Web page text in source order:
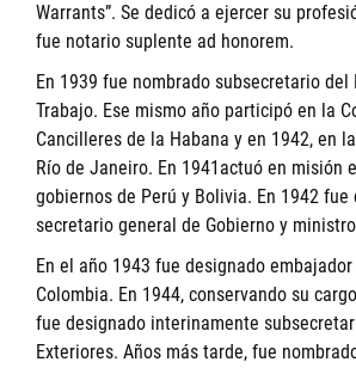
Warrants”. Se dedicó a ejercer su
fue notario suplente ad honorem.
En 1939 fue nombrado subsecretario del
Trabajo. Ese mismo año participó en la
Cancilleres de la Habana y en 1942, en
Río de Janeiro. En 1941actuó en misión
gobiernos de Perú y Bolivia. En 1942 fue
secretario general de Gobierno y
En el año 1943 fue designado
Colombia. En 1944, conservando su
fue designado interinamente
Exteriores. Años más tarde, fue